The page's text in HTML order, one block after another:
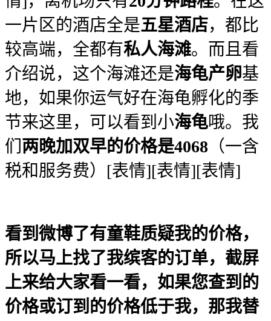
一片区的酒店全是五星酒店，都比
较高端，全都有私人海滩。而且看
介绍说，这个海滩还是海龟产卵基
地，如果你运气好在海龟孵化的季
节来这里，可以看到小海龟哦。我
们 两晚加双早的价格是4068 （一含
税和服务费）[表情][表情][表情]
看到微博了有童鞋质疑我的价格，
所以马上找了我缤客的订单，截屏
上来给大家看一看，如果您查到的
价格或订到的价格低于我，那我替